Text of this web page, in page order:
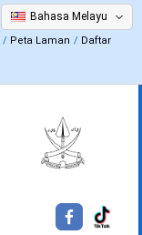
Peta Laman Daftar
Bahasa Melayu